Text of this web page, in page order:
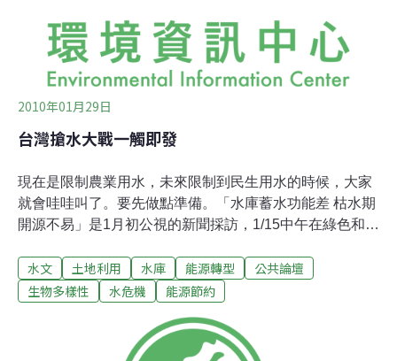
2010年01月29日
台灣搶水大戰一觸即發
現在是限制農業用水，未來限制到民生用水的時候，大家
就會哇哇叫了。要先做點準備。「水庫蓄水功能差 枯水期
開源不易」是1月初公視的新聞採訪，1/15中午在綠色和平
的：台灣未來有三大搶水戰爭：人類向老天爺搶水（蓋水
庫）、工業向農業搶水、財團向人民搶水。氣候變遷造成
且忽冷忽熱，冬天裡面有夏天，寒流跟寒流中間，中午氣
溫可以飆高到近三十度C。降雨也是如此，毛毛雨愈來愈
水文 土地利用 水庫 能源轉型
公共論壇
生物多樣性
水危機 能源節約